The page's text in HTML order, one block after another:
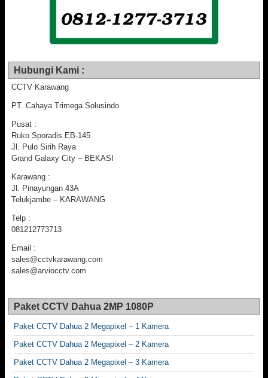
Hubungi Kami :
CCTV Karawang
PT. Cahaya Trimega Solusindo
Pusat :
Ruko Sporadis EB-145
Jl. Pulo Sirih Raya
Grand Galaxy City – BEKASI
Karawang :
Jl. Pinayungan 43A
Telukjambe – KARAWANG
Telp :
081212773713
Email :
sales@cctvkarawang.com
sales@arviocctv.com
Paket CCTV Dahua 2MP 1080P
Paket CCTV Dahua 2 Megapixel – 1 Kamera
Paket CCTV Dahua 2 Megapixel – 2 Kamera
Paket CCTV Dahua 2 Megapixel – 3 Kamera